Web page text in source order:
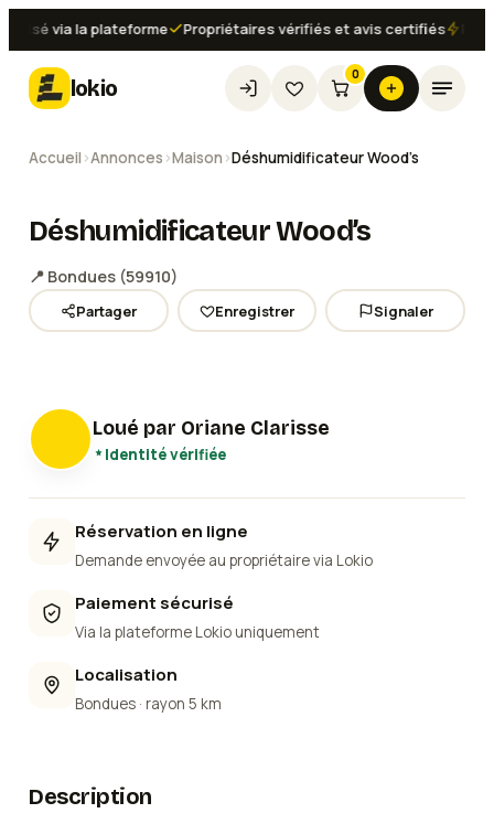
via la plateforme Propriétaires vérifiés et avis certifiés
lokio
0
Accueil ›Annonces ›Maison ›Déshumidificateur Wood’s
Déshumidificateur Wood’s
📍 Bondues (59910)
Partager Enregistrer Signaler
Loué par Oriane Clarisse
Identité vérifiée
Réservation en ligne
Demande envoyée au propriétaire via Lokio
Paiement sécurisé
Via la plateforme Lokio uniquement
Localisation
Bondues · rayon 5 km
Description